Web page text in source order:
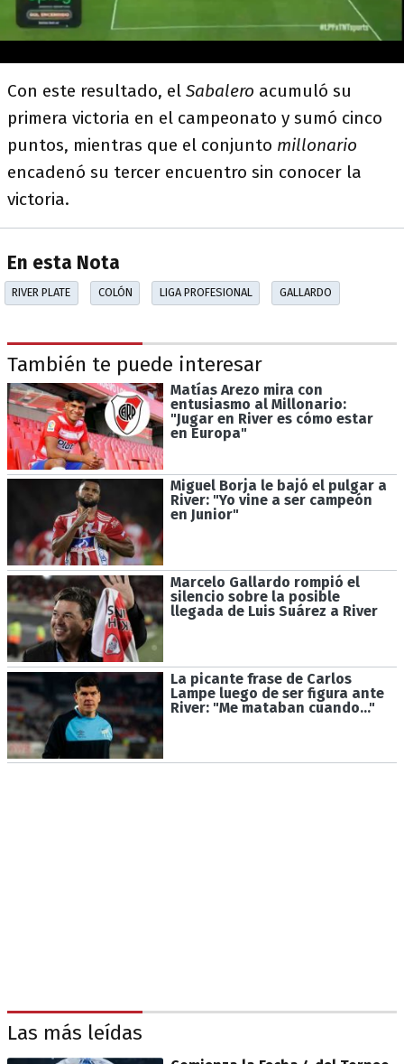
Con este resultado, el Sabalero acumuló su
primera victoria en el campeonato y sumó cinco
puntos, mientras que el conjunto millonario
encadenó su tercer encuentro sin conocer la
victoria.
En esta Nota
RIVER PLATE COLÓN LIGA PROFESIONAL GALLARDO
También te puede interesar
Matías Arezo mira con
entusiasmo al Millonario:
"Jugar en River es cómo estar
en Europa"
Miguel Borja le bajó el pulgar a
River: "Yo vine a ser campeón
en Junior"
Marcelo Gallardo rompió el
silencio sobre la posible
llegada de Luis Suárez a River
La picante frase de Carlos
Lampe luego de ser figura ante
River: "Me mataban cuando…"
Las más leídas